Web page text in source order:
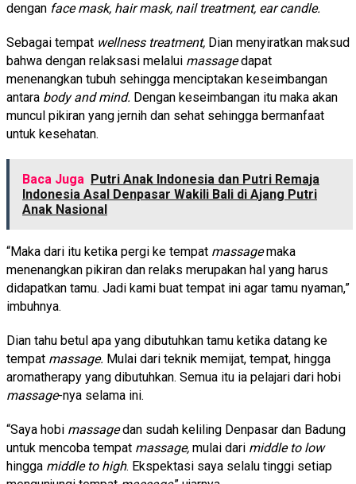
dengan face mask, hair mask, nail treatment, ear candle.
Sebagai tempat wellness treatment, Dian menyiratkan maksud
bahwa dengan relaksasi melalui massagedapat
menenangkan tubuh sehingga menciptakan keseimbangan
antara body and mind. Dengan keseimbangan itu maka akan
muncul pikiran yang jernih dan sehat sehingga bermanfaat
untuk kesehatan.
Baca Juga Putri Anak Indonesia dan Putri Remaja
Indonesia Asal Denpasar Wakili Bali di Ajang Putri
Anak Nasional
“Maka dari itu ketika pergi ke tempat massagemaka
menenangkan pikiran dan relaks merupakan hal yang harus
didapatkan tamu. Jadi kami buat tempat ini agar tamu nyaman,”
imbuhnya.
Dian tahu betul apa yang dibutuhkan tamu ketika datang ke
tempat massage. Mulai dari teknik memijat, tempat, hingga
aromatherapy yang dibutuhkan. Semua itu ia pelajari dari hobi
massage-nya selama ini.
“Saya hobi massagedan sudah keliling Denpasar dan Badung
untuk mencoba tempat massage, mulai dari middle to low
hingga middle to high. Ekspektasi saya selalu tinggi setiap